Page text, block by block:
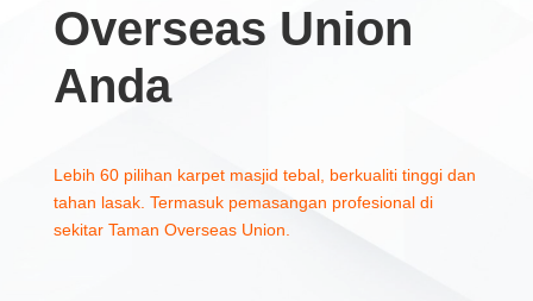
Overseas Union
Anda
Lebih 60 pilihan karpet masjid tebal, berkualiti tinggi dan
tahan lasak. Termasuk pemasangan profesional di
sekitar Taman Overseas Union.